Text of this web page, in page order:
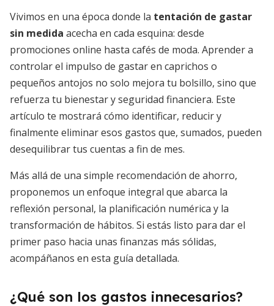
Vivimos en una época donde la tentación de gastar
sin medida acecha en cada esquina: desde
promociones online hasta cafés de moda. Aprender a
controlar el impulso de gastar en caprichos o
pequeños antojos no solo mejora tu bolsillo, sino que
refuerza tu bienestar y seguridad financiera. Este
artículo te mostrará cómo identificar, reducir y
finalmente eliminar esos gastos que, sumados, pueden
desequilibrar tus cuentas a fin de mes.
Más allá de una simple recomendación de ahorro,
proponemos un enfoque integral que abarca la
reflexión personal, la planificación numérica y la
transformación de hábitos. Si estás listo para dar el
primer paso hacia unas finanzas más sólidas,
acompáñanos en esta guía detallada.
¿Qué son los gastos innecesarios?